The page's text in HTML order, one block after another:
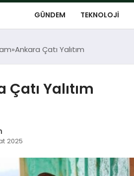
GÜNDEM TEKNOLOJI
Ankara Çatı Yalıtım
Çatı Yalıtım
2025